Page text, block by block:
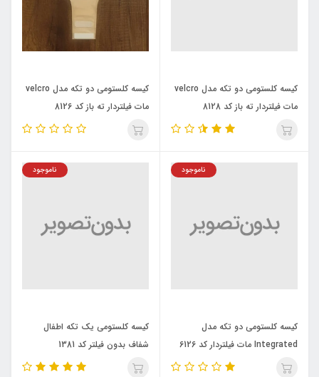
کیسه کلستومی دو تکه مدل velcro
مات فیلتردار ته باز کد 8128
Ostupmed
کیسه کلستومی دو تکه مدل velcro
مات فیلتردار ته باز کد 8126
Ostupmed
ناموجود
کیسه کلستومی دو تکه مدل
Integrated مات فیلتردار کد 6126
Ostupmed
ناموجود
کیسه کلستومی یک تکه اطفال
شفاف بدون فیلتر کد 1381
Ostupmed